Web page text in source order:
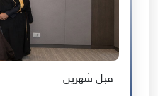
قبل شهرين